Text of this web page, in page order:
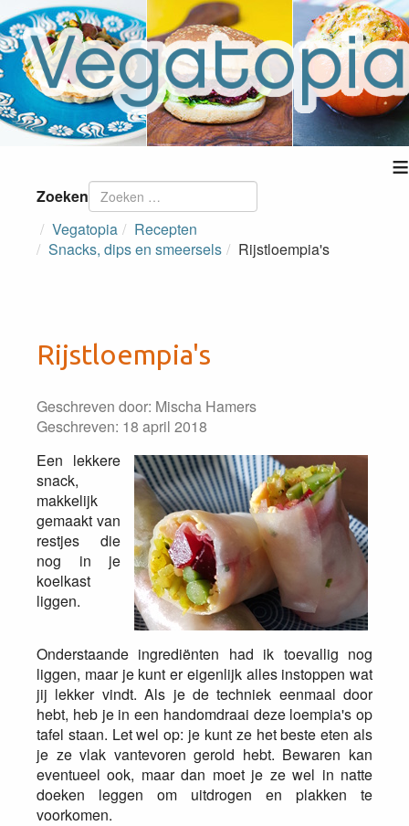
≡
Zoeken
Vegatopia
Recepten
Snacks, dips en smeersels
Rijstloempia's
Rijstloempia's
Geschreven door: Mischa Hamers
Geschreven: 18 april 2018
Een lekkere
snack,
makkelijk
gemaakt van
restjes die
nog in je
koelkast
liggen.
Onderstaande ingrediënten had ik toevallig nog
liggen, maar je kunt er eigenlijk alles instoppen wat
jij lekker vindt. Als je de techniek eenmaal door
hebt, heb je in een handomdraai deze loempia's op
tafel staan. Let wel op: je kunt ze het beste eten als
je ze vlak vantevoren gerold hebt. Bewaren kan
eventueel ook, maar dan moet je ze wel in natte
doeken leggen om uitdrogen en plakken te
voorkomen.